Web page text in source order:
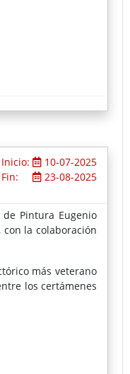
Inicio:
10-07-2025
Fin:
23-08-2025
Pintura Eugenio
la colaboración
más veterano
los certámenes